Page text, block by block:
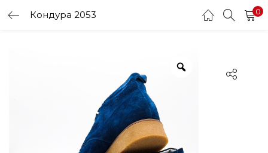
Кондура 2053 0
LOGIN
Enter your username and password to login.
Remember me